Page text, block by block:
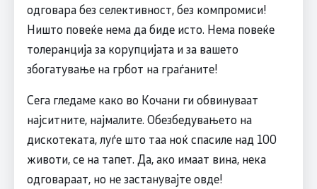
одговара без селективност, без компромиси!
Ништо повеќе нема да биде исто. Нема повеќе
толеранција за корупцијата и за вашето
збогатување на грбот на граѓаните!
Сега гледаме како во Кочани ги обвинуваат
најситните, најмалите. Обезбедувањето на
дискотеката, луѓе што таа ноќ спасиле над 100
животи, се на тапет. Да, ако имаат вина, нека
одговараат, но не застанувајте овде!